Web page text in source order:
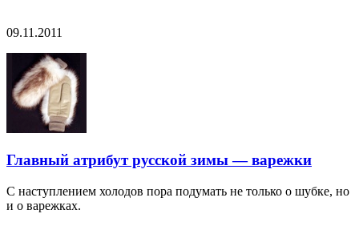
09.11.2011
Главный атрибут русской зимы — варежки
С наступлением холодов пора подумать не только о шубке, но
и о варежках.